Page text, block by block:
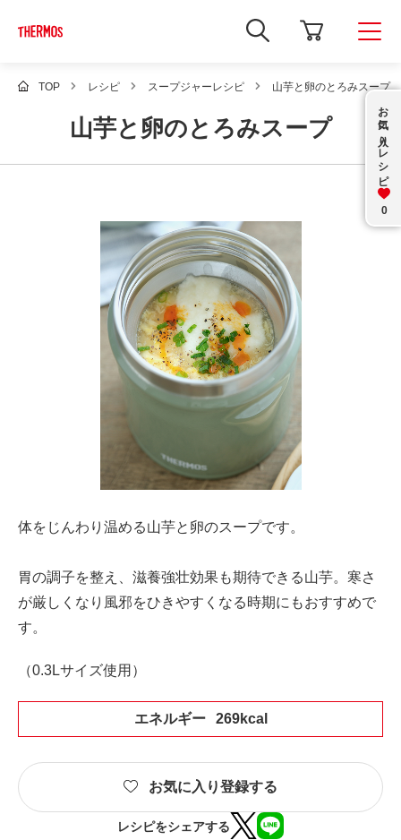
新
し
ィ
ウ
で
サ
検
索
を
開
き
ま
す
TOP レシピ スープジャーレシピ 山芋と卵のとろみスープ
山芋と卵のとろみスープ お気に入り
レシピ
0
体をじんわり温める山芋と卵のスープです。
胃の調子を整え、滋養強壮効果も期待できる山芋。寒さ
が厳しくなり風邪をひきやすくなる時期にもおすすめで
す。
（0.3Lサイズ使用）
エネルギー 269kcal
お気に入り登録する
レシピをシェアする